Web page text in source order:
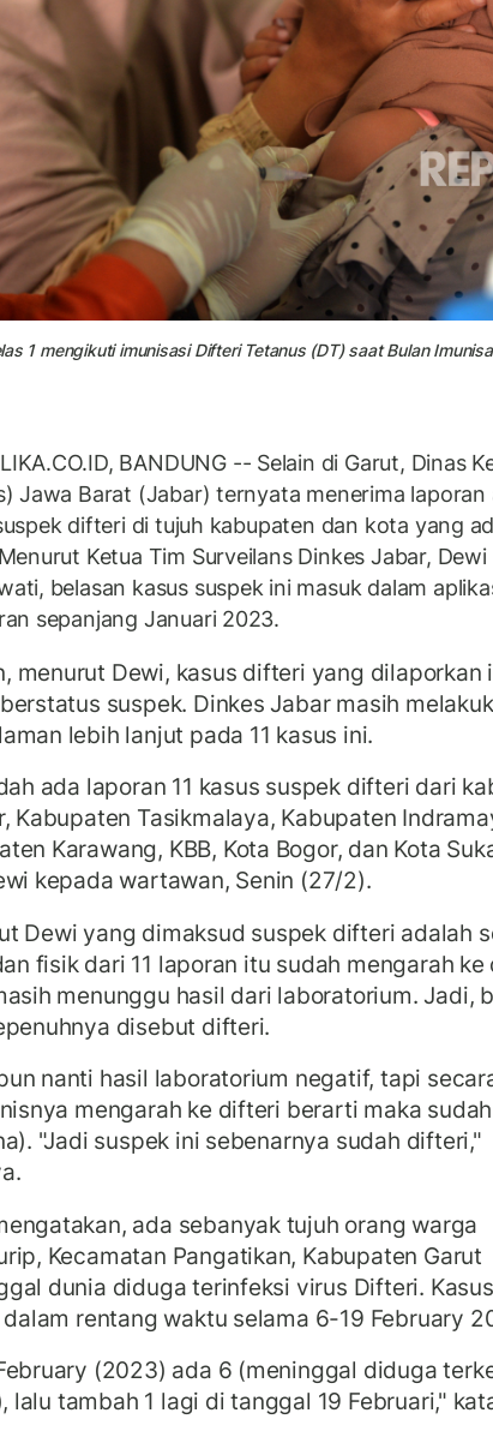
1 mengikuti imunisasi Difteri Tetanus (DT) saat Bulan
BANDUNG -- Selain di Garut, Dinas
Jawa Barat (Jabar) ternyata menerima laporan
difteri di tujuh kabupaten dan kota yang
Ketua Tim Surveilans Dinkes Jabar, Dewi
belasan kasus suspek ini masuk dalam
sepanjang Januari 2023.
menurut Dewi, kasus difteri yang dilaporkan
suspek. Dinkes Jabar masih
lebih lanjut pada 11 kasus ini.
ada laporan 11 kasus suspek difteri dari
Kabupaten Tasikmalaya, Kabupaten
Karawang, KBB, Kota Bogor, dan Kota
kepada wartawan, Senin (27/2).
Dewi yang dimaksud suspek difteri adalah
fisik dari 11 laporan itu sudah mengarah
menunggu hasil dari laboratorium. Jadi,
disebut difteri.
nanti hasil laboratorium negatif, tapi
mengarah ke difteri berarti maka
"Jadi suspek ini sebenarnya sudah difteri,"
ada sebanyak tujuh orang warga
Kecamatan Pangatikan, Kabupaten Garut
dunia diduga terinfeksi virus Difteri.
rentang waktu selama 6-19 February
(2023) ada 6 (meninggal diduga
lalu tambah 1 lagi di tanggal 19 Februari,"